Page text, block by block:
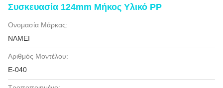
Συσκευασία 124mm Μήκος Υλικό PP
Ονομασία Μάρκας:
NAMEI
Αριθμός Μοντέλου:
Ε-040